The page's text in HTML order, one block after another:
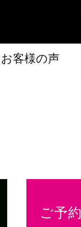
お客様の声
ご予約